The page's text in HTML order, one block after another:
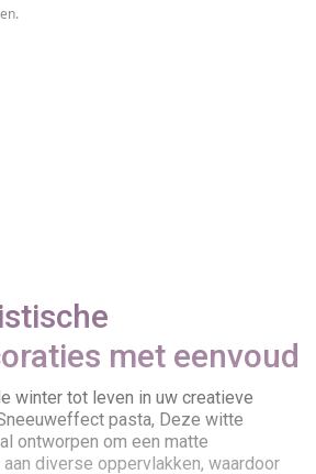
met eenvoud
winter tot leven in uw creatieve
pasta, Deze witte
ontworpen om een matte
diverse oppervlakken, waardoor